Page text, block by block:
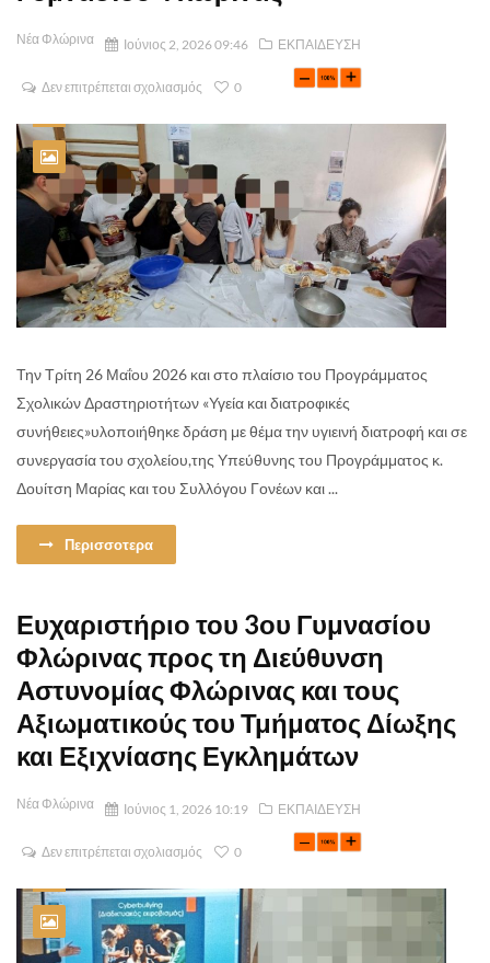
Νέα Φλώρινα Ιούνιος 2, 2026 09:46 ΕΚΠΑΙΔΕΥΣΗ
Δεν επιτρέπεται σχολιασμός 0
Την Τρίτη 26 Μαΐου 2026 και στο πλαίσιο του Προγράμματος
Σχολικών Δραστηριοτήτων «Υγεία και διατροφικές
συνήθειες»υλοποιήθηκε δράση με θέμα την υγιεινή διατροφή και σε
συνεργασία του σχολείου,της Υπεύθυνης του Προγράμματος κ.
Δουίτση Μαρίας και του Συλλόγου Γονέων και ...
Περισσοτερα
Ευχαριστήριο του 3ου Γυμνασίου
Φλώρινας προς τη Διεύθυνση
Αστυνομίας Φλώρινας και τους
Αξιωματικούς του Τμήματος Δίωξης
και Εξιχνίασης Εγκλημάτων
Νέα Φλώρινα Ιούνιος 1, 2026 10:19 ΕΚΠΑΙΔΕΥΣΗ
Δεν επιτρέπεται σχολιασμός 0